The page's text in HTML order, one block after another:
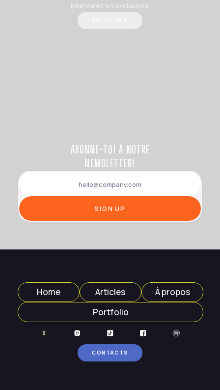
interviews en exclusivité
ABONNE-TOI À NOTRE
NEWSLETTER!
Home Articles
À propos
Portfolio
CONTACTS